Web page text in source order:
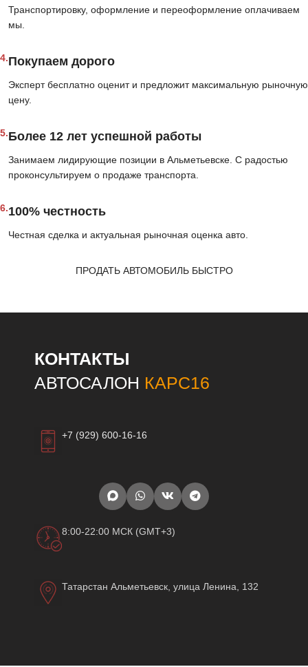
Транспортировку, оформление и переоформление оплачиваем
мы.
4.Покупаем дорого
Эксперт бесплатно оценит и предложит максимальную рыночную
цену.
5.Более 12 лет успешной работы
Занимаем лидирующие позиции в Альметьевске. С радостью
проконсультируем о продаже транспорта.
6.100% честность
Честная сделка и актуальная рыночная оценка авто.
ПРОДАТЬ АВТОМОБИЛЬ БЫСТРО
КОНТАКТЫ
АВТОСАЛОН КАРС16
+7 (929) 600-16-16
8:00-22:00 МСК (GMT+3)
Татарстан Альметьевск, улица Ленина, 132